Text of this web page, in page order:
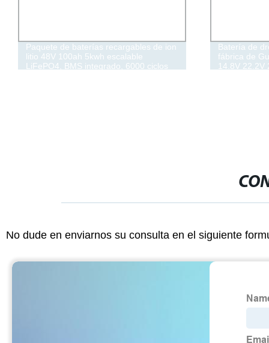
Paquete de baterías recargables de ion
litio 48V 100ah 5kwh escalable
LiFePO4, BMS integrado, 6000 ciclos
Batería de
fábrica de
14.8V 22.2V
No dude en enviarnos su consulta en el siguiente